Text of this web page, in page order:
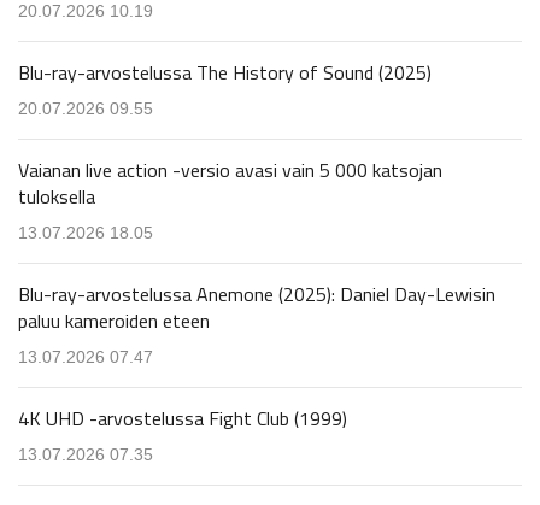
20.07.2026 10.19
Blu-ray-arvostelussa The History of Sound (2025)
20.07.2026 09.55
Vaianan live action -versio avasi vain 5 000 katsojan
tuloksella
13.07.2026 18.05
Blu-ray-arvostelussa Anemone (2025): Daniel Day-Lewisin
paluu kameroiden eteen
13.07.2026 07.47
4K UHD -arvostelussa Fight Club (1999)
13.07.2026 07.35